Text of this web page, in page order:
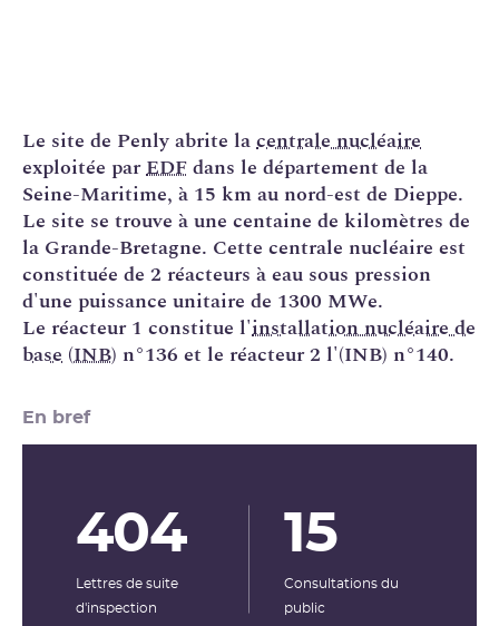
Le site de Penly abrite lacentrale nucléaire
exploitée parEDFdans le département de la
Seine-Maritime, à 15 km au nord-est de Dieppe.
Le site se trouve à une centaine de kilomètres de
la Grande-Bretagne. Cette centrale nucléaire est
constituée de 2 réacteurs à eau sous pression
d'une puissance unitaire de 1300 MWe.
Le réacteur 1 constitue l'installation nucléaire de
base (INB) n°136 et le réacteur 2 l'(INB) n°140.
En bref
404
Lettres de suite
d'inspection
15
Consultations du
public